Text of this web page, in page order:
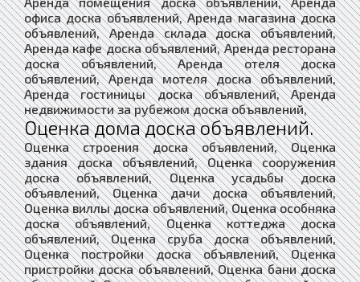
офиса доска объявлений, Аренда магазина доска
объявлений, Аренда склада доска объявлений,
Аренда кафе доска объявлений, Аренда ресторана
доска объявлений, Аренда отеля доска
объявлений, Аренда мотеля доска объявлений,
Аренда гостиницы доска объявлений, Аренда
недвижимости за рубежом доска объявлений,
Оценка дома доска объявлений.
Оценка строения доска объявлений, Оценка
здания доска объявлений, Оценка сооружения
доска объявлений, Оценка усадьбы доска
объявлений, Оценка дачи доска объявлений,
Оценка виллы доска объявлений, Оценка особняка
доска объявлений, Оценка коттеджа доска
объявлений, Оценка сруба доска объявлений,
Оценка постройки доска объявлений, Оценка
пристройки доска объявлений, Оценка бани доска